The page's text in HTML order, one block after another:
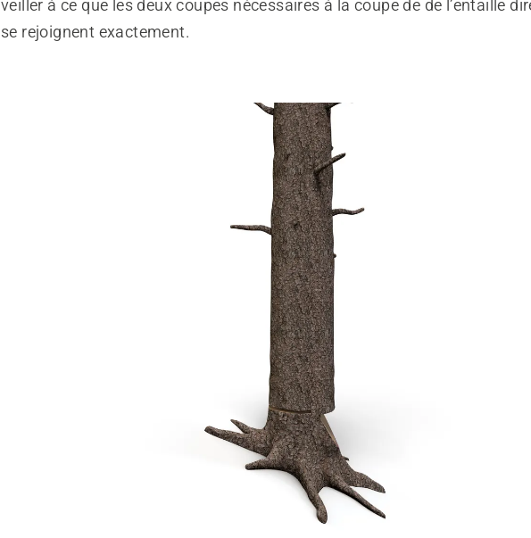
veiller à ce que les deux coupes nécessaires à la coupe de de l’entaille
se rejoignent exactement.